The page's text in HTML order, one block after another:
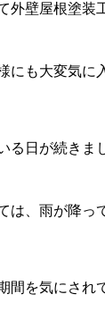
外壁屋根塗装
にも大変気に
る日が続きま
は、雨が降っ
間を気にされ